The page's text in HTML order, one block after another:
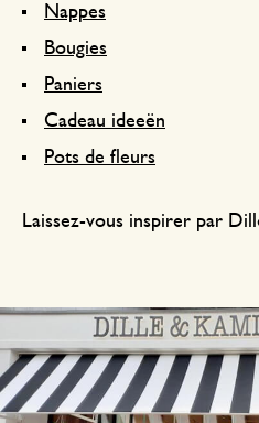
Nappes
Bougies
Paniers
Cadeau ideeën
Pots de fleurs
Laissez-vous inspirer par